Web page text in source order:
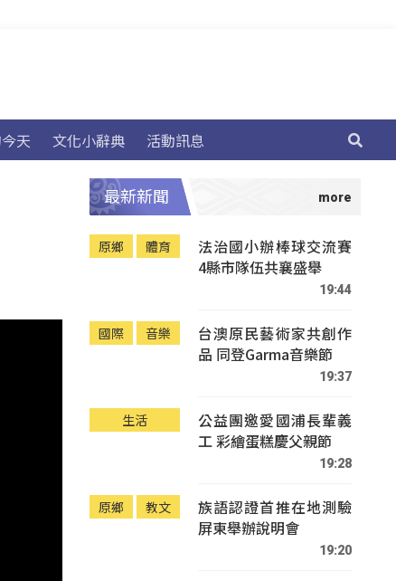
天 文化小辭典 活動訊息
最新新聞
原鄉 體育
法治國小辦棒球交流賽
4縣市隊伍共襄盛舉
19:44
國際 音樂
台澳原民藝術家共創作
品 同登Garma音樂節
19:37
生活
公益團邀愛國浦長輩義
工 彩繪蛋糕慶父親節
19:28
原鄉 教文
族語認證首推在地測驗
屏東舉辦說明會
19:20